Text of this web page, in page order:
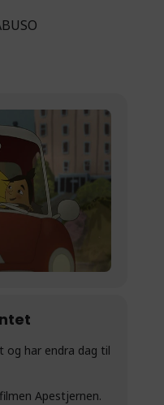
og har endra dag til
Apestjernen.